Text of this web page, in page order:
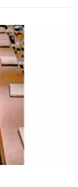
：麥當勞App 推出父
8/9前也祭出多項
定飲品買一送一。還
也討老爸歡心。至
界、宜蘭國際童玩
9，只要爸爸本人出
項父親節優惠活
出哪些活動？